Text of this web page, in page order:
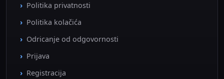
Politika privatnosti
Politika kolačića
Odricanje od odgovornosti
Prijava
Registracija